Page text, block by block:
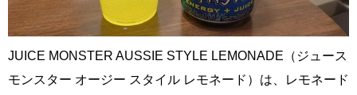
JUICE MONSTER AUSSIE STYLE LEMONADE（ジュース
モンスター オージー スタイル レモネード）は、レモネード